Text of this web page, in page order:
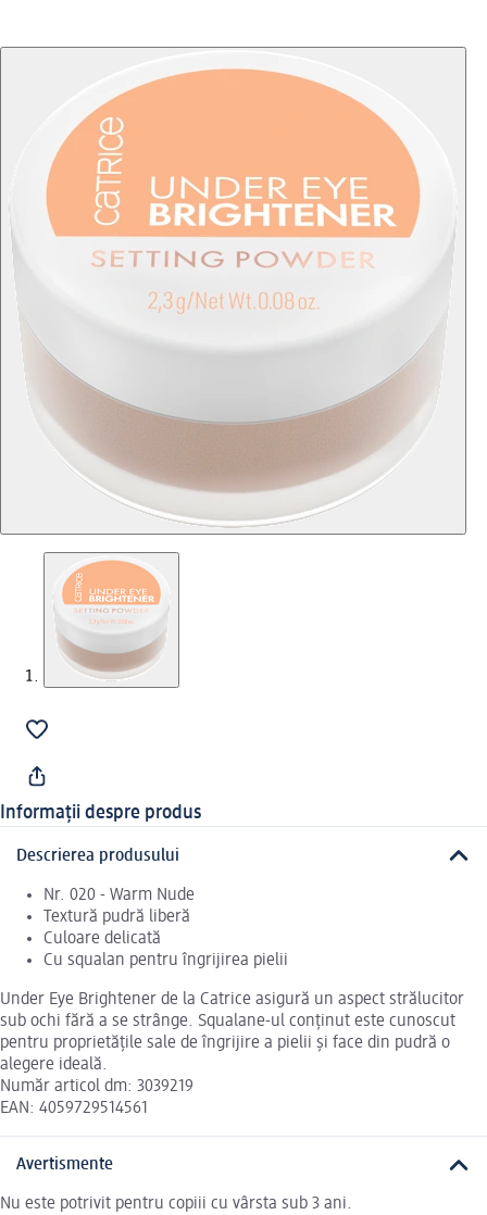
Informații despre produs
Descrierea produsului
Nr. 020 - Warm Nude
Textură pudră liberă
Culoare delicată
Cu squalan pentru îngrijirea pielii
Under Eye Brightener de la Catrice asigură un aspect strălucitor
sub ochi fără a se strânge. Squalane-ul conținut este cunoscut
pentru proprietățile sale de îngrijire a pielii și face din pudră o
alegere ideală.
Număr articol dm: 3039219
EAN: 4059729514561
Avertismente
Nu este potrivit pentru copiii cu vârsta sub 3 ani.